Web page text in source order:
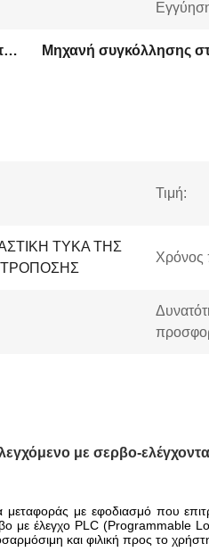
Μηχανή συγκόλλησης αυτοματοποιημένων στατορίων
Τιμή:
ΤΥΚΑ ΤΗΣ
Χρόνος
με σερβο-
μεταφοράς με εφοδιασμό που
έλεγχο PLC (Programmable
και φιλική προς το